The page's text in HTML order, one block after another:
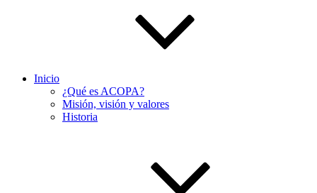
Inicio
¿Qué es ACOPA?
Misión, visión y valores
Historia